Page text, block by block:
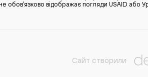
обов’язково відображає погляди USAID або
Сайт створили